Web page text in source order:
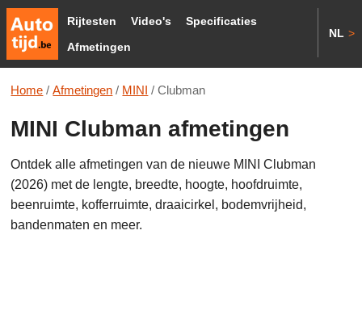
Rijtesten Video's
Specificaties
Afmetingen
NL >
Home / Afmetingen / MINI / Clubman
MINI Clubman afmetingen
Ontdek alle afmetingen van de nieuwe MINI Clubman
(2026) met de lengte, breedte, hoogte, hoofdruimte,
beenruimte, kofferruimte, draaicirkel, bodemvrijheid,
bandenmaten en meer.